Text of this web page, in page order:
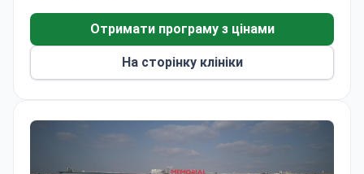
понад 3 000 кардіологічних випадків.
Отримати програму з цінами
На сторінку клініки